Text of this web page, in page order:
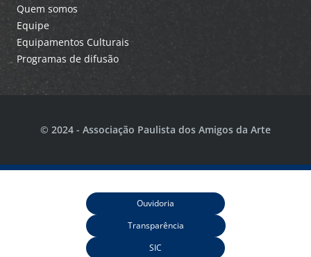
Quem somos
Equipe
Equipamentos Culturais
Programas de difusão
© 2024 - Associação Paulista dos Amigos da Arte
Ouvidoria
Transparência
SIC